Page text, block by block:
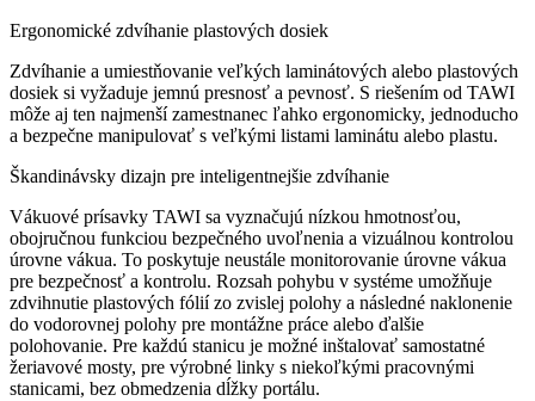
Ergonomické zdvíhanie plastových dosiek
Zdvíhanie a umiestňovanie veľkých laminátových alebo plastových
dosiek si vyžaduje jemnú presnosť a pevnosť. S riešením od TAWI
môže aj ten najmenší zamestnanec ľahko ergonomicky, jednoducho
a bezpečne manipulovať s veľkými listami laminátu alebo plastu.
Škandinávsky dizajn pre inteligentnejšie zdvíhanie
Vákuové prísavky TAWI sa vyznačujú nízkou hmotnosťou,
obojručnou funkciou bezpečného uvoľnenia a vizuálnou kontrolou
úrovne vákua. To poskytuje neustále monitorovanie úrovne vákua
pre bezpečnosť a kontrolu. Rozsah pohybu v systéme umožňuje
zdvihnutie plastových fólií zo zvislej polohy a následné naklonenie
do vodorovnej polohy pre montážne práce alebo ďalšie
polohovanie. Pre každú stanicu je možné inštalovať samostatné
žeriavové mosty, pre výrobné linky s niekoľkými pracovnými
stanicami, bez obmedzenia dĺžky portálu.